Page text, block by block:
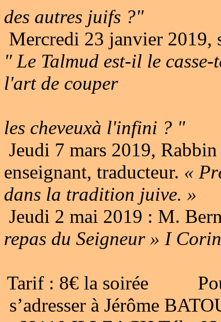
des autres juifs ?"
Mercredi 23 janvier 2019,
" Le Talmud est-il le
l'art de couper
les cheveuxà l'infini ? "
Jeudi 7 mars 2019,
enseignant, traducteur. «
dans la tradition juive. »
Jeudi 2 mai 2019 : M.
repas du Seigneur » I
Tarif : 8€ la soirée Pour
s’adresser à Jérôme